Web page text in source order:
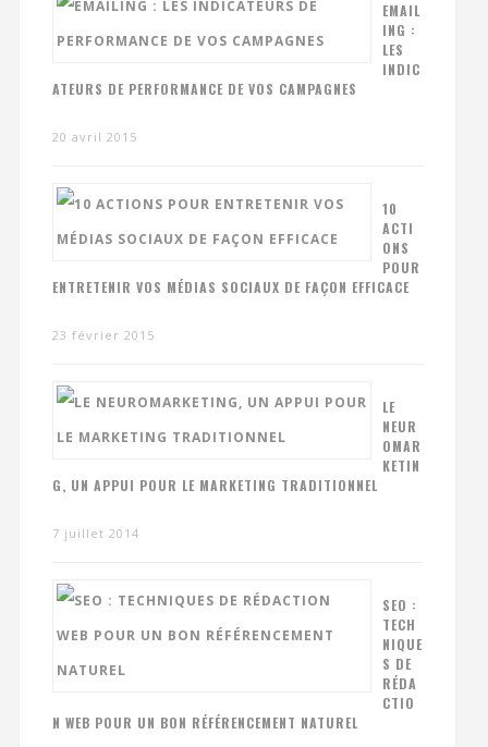
EMAIL
ING :
LES
INDIC
ATEURS DE PERFORMANCE DE VOS CAMPAGNES
20 avril 2015
10
ACTI
ONS
POUR
ENTRETENIR VOS MÉDIAS SOCIAUX DE FAÇON EFFICACE
23 février 2015
LE
NEUR
OMAR
KETIN
G, UN APPUI POUR LE MARKETING TRADITIONNEL
7 juillet 2014
SEO :
TECH
NIQUE
S DE
RÉDA
CTIO
N WEB POUR UN BON RÉFÉRENCEMENT NATUREL